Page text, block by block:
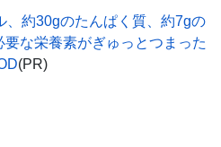
、約30gのたんぱく質、約7gの
な栄養素がぎゅっとつまった
(PR)